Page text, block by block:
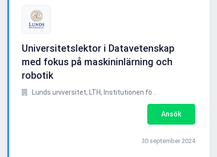
Universitetslektor i Datavetenskap
med fokus på maskininlärning och
robotik
Lunds universitet, LTH, Institutionen fö ..
Ansök
30 september 2024